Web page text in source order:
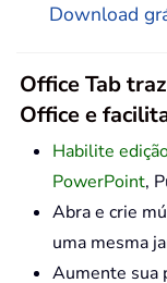
Download
Office Tab
Office e
Habilite
PowerPoint,
Abra e crie
uma mesma
Aumente sua